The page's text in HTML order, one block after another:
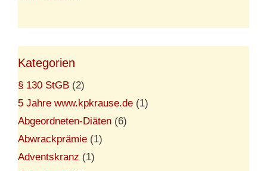
Kategorien
§ 130 StGB (2)
5 Jahre www.kpkrause.de (1)
Abgeordneten-Diäten (6)
Abwrackprämie (1)
Adventskranz (1)